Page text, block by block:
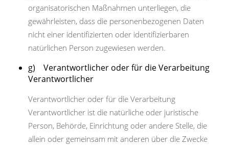
organisatorischen Maßnahmen unterliegen, die
gewährleisten, dass die personenbezogenen Daten
nicht einer identifizierten oder identifizierbaren
natürlichen Person zugewiesen werden.
g) Verantwortlicher oder für die Verarbeitung
Verantwortlicher
Verantwortlicher oder für die Verarbeitung
Verantwortlicher ist die natürliche oder juristische
Person, Behörde, Einrichtung oder andere Stelle, die
allein oder gemeinsam mit anderen über die Zwecke